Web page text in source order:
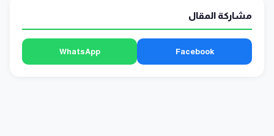
مشاركة المقال
Facebook
WhatsApp